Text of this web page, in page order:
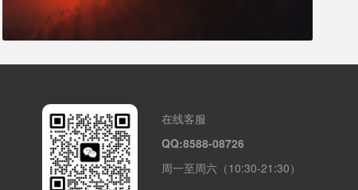
在线客服
QQ:8588-08726
周一至周六（10:30-21:30）